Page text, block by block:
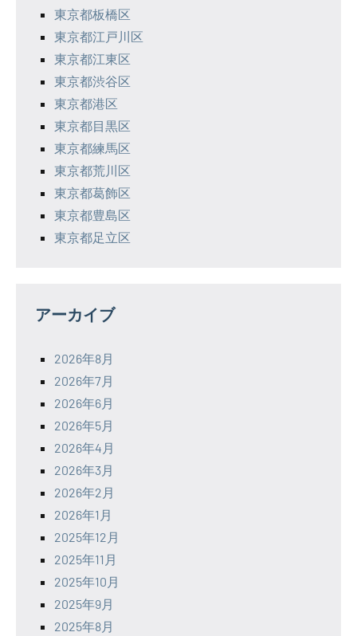
東京都板橋区
東京都江戸川区
東京都江東区
東京都渋谷区
東京都港区
東京都目黒区
東京都練馬区
東京都荒川区
東京都葛飾区
東京都豊島区
東京都足立区
アーカイブ
2026年8月
2026年7月
2026年6月
2026年5月
2026年4月
2026年3月
2026年2月
2026年1月
2025年12月
2025年11月
2025年10月
2025年9月
2025年8月